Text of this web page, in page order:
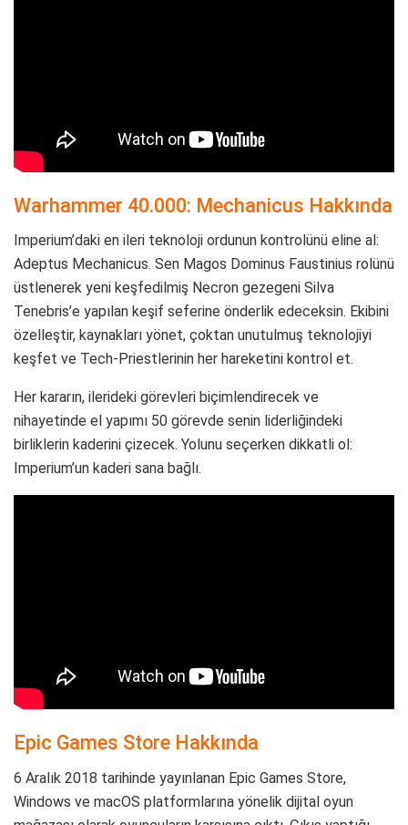
Warhammer 40.000: Mechanicus Hakkında
Imperium’daki en ileri teknoloji ordunun kontrolünü eline al:
Adeptus Mechanicus. Sen Magos Dominus Faustinius rolünü
üstlenerek yeni keşfedilmiş Necron gezegeni Silva
Tenebris’e yapılan keşif seferine önderlik edeceksin. Ekibini
özelleştir, kaynakları yönet, çoktan unutulmuş teknolojiyi
keşfet ve Tech-Priestlerinin her hareketini kontrol et.
Her kararın, ilerideki görevleri biçimlendirecek ve
nihayetinde el yapımı 50 görevde senin liderliğindeki
birliklerin kaderini çizecek. Yolunu seçerken dikkatli ol:
Imperium’un kaderi sana bağlı.
Epic Games Store Hakkında
6 Aralık 2018 tarihinde yayınlanan Epic Games Store,
Windows ve macOS platformlarına yönelik dijital oyun